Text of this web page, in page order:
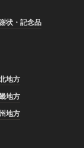
状・記念品
地方
地方
地方